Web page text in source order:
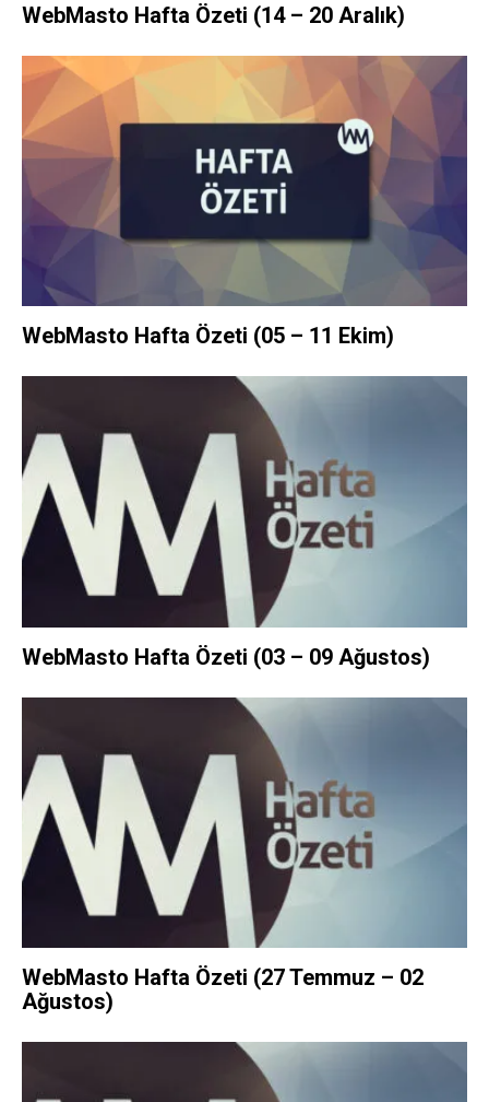
WebMasto Hafta Özeti (14 – 20 Aralık)
WebMasto Hafta Özeti (05 – 11 Ekim)
WebMasto Hafta Özeti (03 – 09 Ağustos)
WebMasto Hafta Özeti (27 Temmuz – 02
Ağustos)